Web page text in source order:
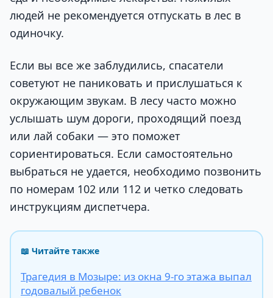
людей не рекомендуется отпускать в лес в
одиночку.
Если вы все же заблудились, спасатели
советуют не паниковать и прислушаться к
окружающим звукам. В лесу часто можно
услышать шум дороги, проходящий поезд
или лай собаки — это поможет
сориентироваться. Если самостоятельно
выбраться не удается, необходимо позвонить
по номерам 102 или 112 и четко следовать
инструкциям диспетчера.
📖 Читайте также
Трагедия в Мозыре: из окна 9-го этажа выпал
годовалый ребенок